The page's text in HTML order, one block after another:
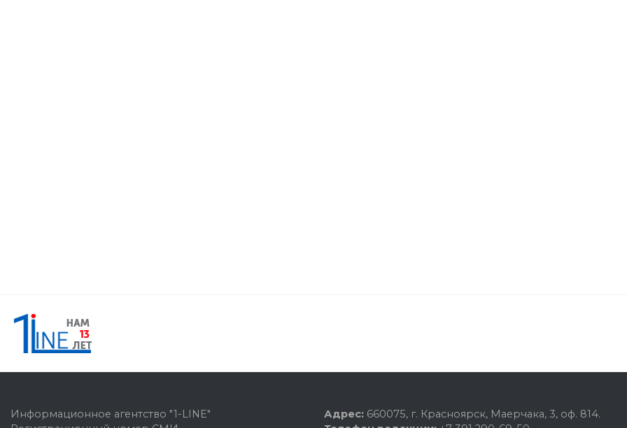
Информационное агентство "1-LINE"
Адрес: 660075, г. Красноярск, Маерчака, 3, оф. 814.